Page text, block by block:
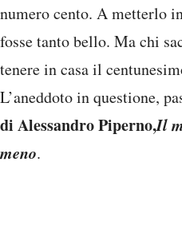
numero cento. A metterlo
fosse tanto bello. Ma chi
tenere in casa il
L’aneddoto in questione,
di Alessandro Piperno,Il
meno.